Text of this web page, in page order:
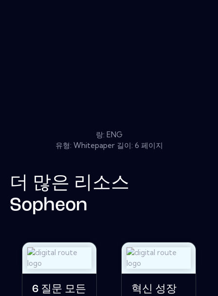
랑: ENG
유형: Whitepaper 길이: 6 페이지
더 많은 리소스
Sopheon
6 질문 모든
혁신 성장